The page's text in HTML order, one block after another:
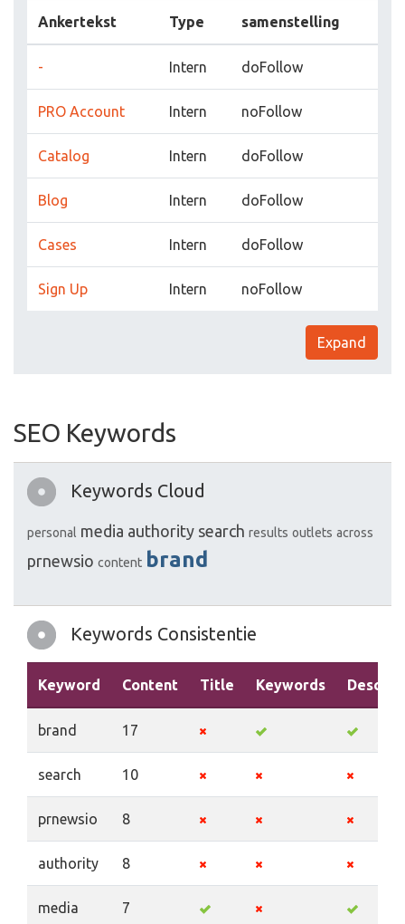
Ankertekst Type samenstelling
- Intern doFollow
PRO Account Intern noFollow
Catalog Intern doFollow
Blog Intern doFollow
Cases Intern doFollow
Sign Up Intern noFollow
Expand
SEO Keywords
Keywords Cloud
personal media authority search results outlets across
prnewsio content brand
Keywords Consistentie
Keyword Content Title Keywords
brand 17
search 10
prnewsio 8
authority 8
media 7